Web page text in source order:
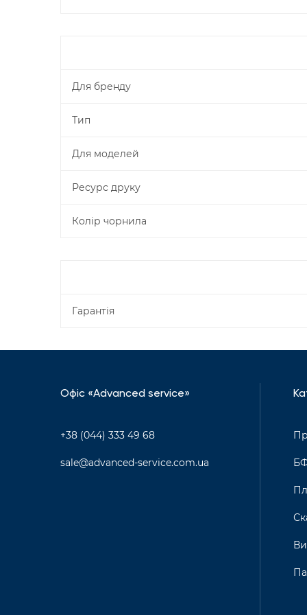
Для бренду
Тип
Для моделей
Ресурс друку
Колір чорнила
Гарантія
Офіс «Advanced service»
+38 (044) 333 49 68
sale@advanced-service.com.ua